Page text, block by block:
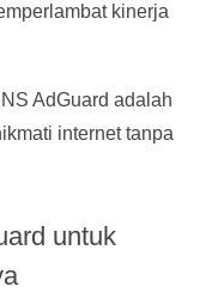
kinerja
AdGuard adalah
internet tanpa
untuk